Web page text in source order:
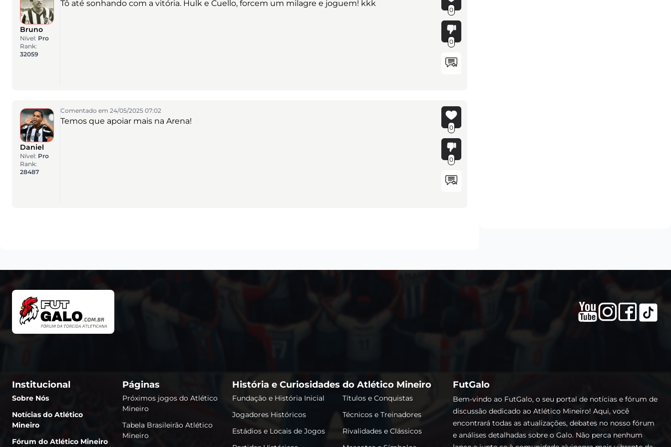
Bruno
Nível: Pro
Rank:
32059
Tô até sonhando com a vitória. Hulk e Cuello, forcem um milagre e joguem! kkk
0
0
Daniel
Nível: Pro
Rank:
28487
Comentado em 24/05/2025 07:02
Temos que apoiar mais na Arena!
0
0
Institucional
Sobre Nós
Notícias do Atlético
Mineiro
Fórum do Atlético Mineiro
Páginas
Próximos jogos do Atlético
Mineiro
Tabela Brasileirão Atlético
Mineiro
História e Curiosidades do Atlético Mineiro
Fundação e História Inicial
Títulos e Conquistas
Jogadores Históricos
Técnicos e Treinadores
Estádios e Locais de Jogos
Rivalidades e Clássicos
FutGalo
Bem-vindo ao FutGalo, o seu portal de notícias e fórum de
discussão dedicado ao Atlético Mineiro! Aqui, você
encontrará todas as atualizações, debates no nosso fórum
e análises detalhadas sobre o Galo. Não perca nenhum